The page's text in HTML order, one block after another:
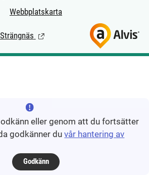
Webbplatskarta
(Länk till extern sida.)
eller genom att du fortsätter
godkänner duvår hantering av
Godkänn